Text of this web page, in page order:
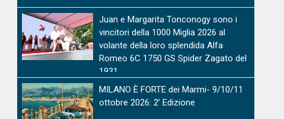
Juan e Margarita Tonconogy sono i
vincitori della 1000 Miglia 2026 al
volante della loro splendida Alfa
Romeo 6C 1750 GS Spider Zagato del
1931
MILANO È FORTE dei Marmi- 9/10/11
ottobre 2026: 2’ Edizione